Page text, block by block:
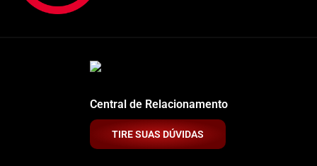
Central de Relacionamento
TIRE SUAS DÚVIDAS